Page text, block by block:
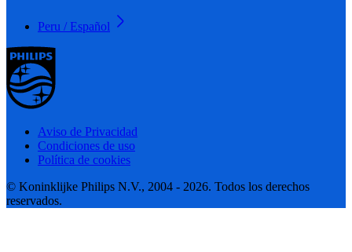
Peru / Español
Aviso de Privacidad
Condiciones de uso
Política de cookies
© Koninklijke Philips N.V., 2004 - 2026. Todos los derechos
reservados.